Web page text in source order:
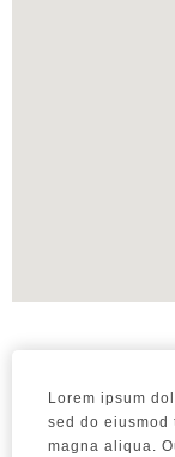
Lorem ipsum
sed do
magna aliqua.